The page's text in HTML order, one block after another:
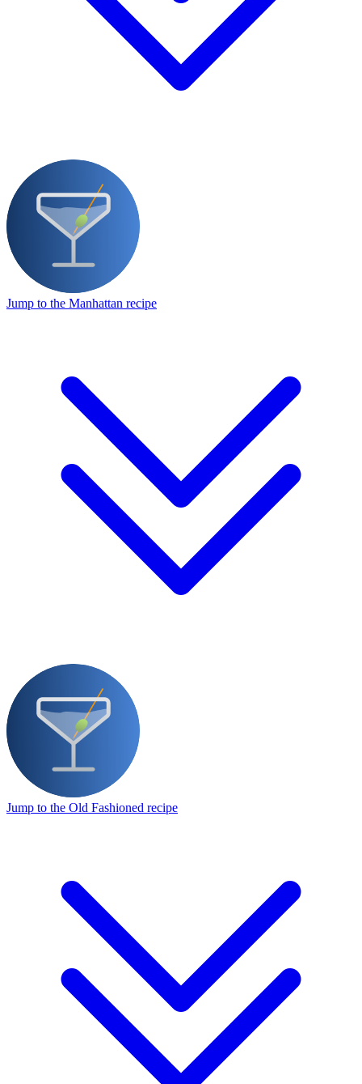
Jump to the Manhattan recipe
Jump to the Old Fashioned recipe